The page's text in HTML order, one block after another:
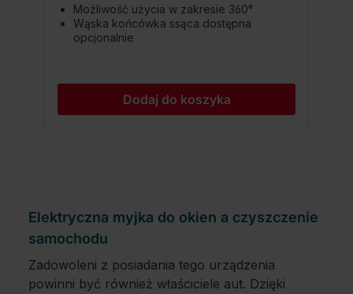
Możliwość użycia w zakresie 360°
Wąska końcówka ssąca dostępna
opcjonalnie
Dodaj do koszyka
Elektryczna myjka do okien a czyszczenie
samochodu
Zadowoleni z posiadania tego urządzenia
powinni być również właściciele aut. Dzięki